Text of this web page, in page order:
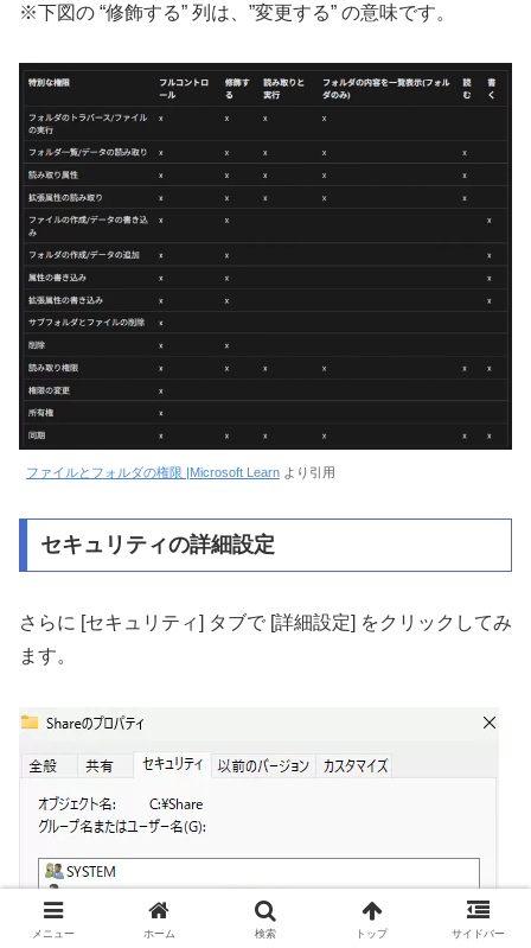
※下図の “修飾する” 列は、”変更する” の意味です。
ファイルとフォルダの権限 |Microsoft Learn より引用
セキュリティの詳細設定
さらに [セキュリティ] タブで [詳細設定] をクリックしてみ
ます。
メニュー ホーム 検索 トップ サイドバー